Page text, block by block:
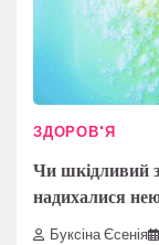
ЗДОРОВ'Я
Чи шкідливий
надихалися
Буксіна Єсенія